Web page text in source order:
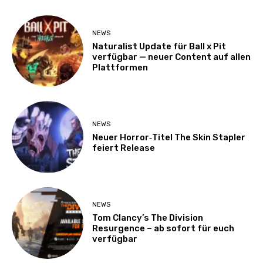
NEWS
Naturalist Update für Ball x Pit
verfügbar — neuer Content auf allen
Plattformen
NEWS
Neuer Horror‑Titel The Skin Stapler
feiert Release
NEWS
Tom Clancy’s The Division
Resurgence – ab sofort für euch
verfügbar